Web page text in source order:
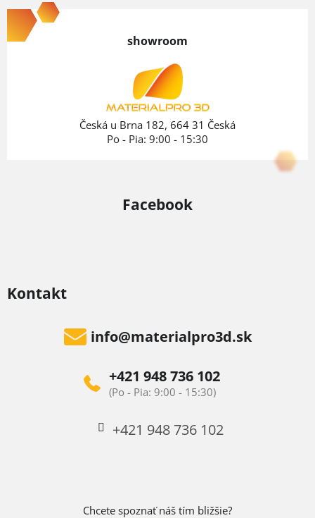
á
p
Kontakt
info@materialpro3d.sk
+421 948 736 102
+421 948 736 102
Chcete spoznať náš tím bližšie?
showroom
Česká u Brna 182, 664 31 Česká
Po - Pia: 9:00 - 15:30
Facebook